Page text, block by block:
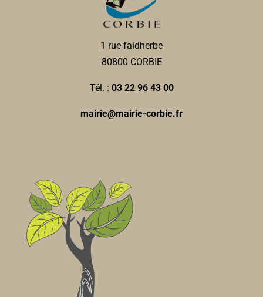
1 rue faidherbe
80800 CORBIE
Tél. : 03 22 96 43 00
mairie@mairie-corbie.fr